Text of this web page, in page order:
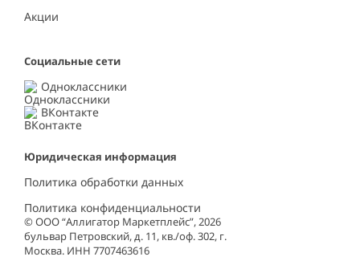
Акции
Социальные сети
Одноклассники
ВКонтакте
Юридическая информация
Политика обработки данных
Политика конфиденциальности
© ООО “Аллигатор Маркетплейс”, 2026
бульвар Петровский, д. 11, кв./оф. 302, г.
Москва. ИНН 7707463616